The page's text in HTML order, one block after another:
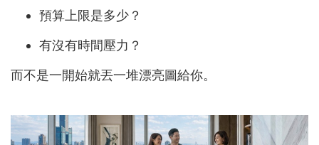
預算上限是多少？
有沒有時間壓力？
而不是一開始就丟一堆漂亮圖給你。